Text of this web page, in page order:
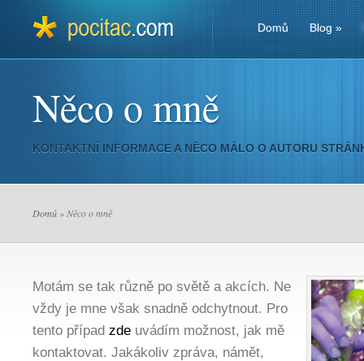
Domů Blog»
Něco o mně
KONTAKTNÍ INFORMACE A NĚCO MÁLO O AUTORU
Domů » Něco o mně
Motám se tak různě po světě a akcích. Ne
vždy je mne však snadně odchytnout. Pro
tento případ zde uvádím možnost, jak mě
kontaktovat. Jakákoliv zpráva, námět,